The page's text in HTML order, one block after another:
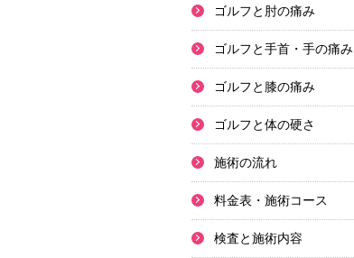
ゴルフと肘の痛み
ゴルフと手首・手の痛み
ゴルフと膝の痛み
ゴルフと体の硬さ
施術の流れ
料金表・施術コース
検査と施術内容